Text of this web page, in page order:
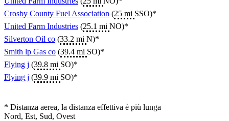
Crosby County Fuel Association (25 mi SSO)*
United Farm Industries (25.1 mi NO)*
Silverton Oil co (33.2 mi N)*
Smith lp Gas co (39.4 mi SO)*
Flying j (39.8 mi SO)*
Flying j (39.9 mi SO)*
* Distanza aerea, la distanza effettiva è più lunga
Nord, Est, Sud, Ovest